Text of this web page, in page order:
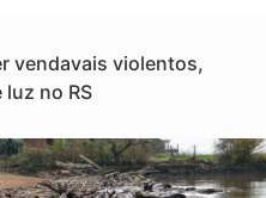
vendavais violentos,
no RS